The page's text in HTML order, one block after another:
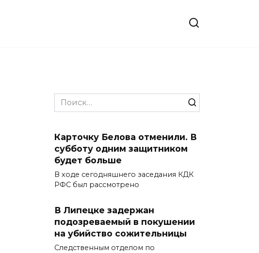
Search
for:
Карточку Белова отменили. В
субботу одним защитником
будет больше
В ходе сегодняшнего заседания КДК
РФС был рассмотрено
В Липецке задержан
подозреваемый в покушении
на убийство сожительницы
Следственным отделом по